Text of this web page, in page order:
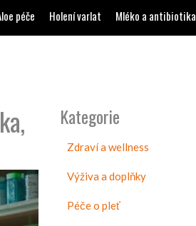
péče Holení varlat Mléko a antibiotika
Kategorie
Zdraví a wellness
Výživa a doplňky
Péče o pleť